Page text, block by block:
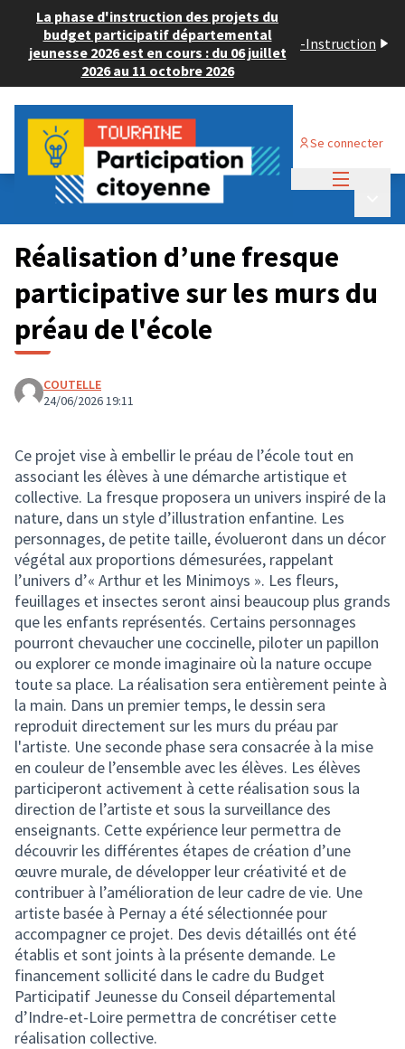
La phase d'instruction des projets du
budget participatif départemental
jeunesse 2026 est en cours : du 06 juillet
2026 au 11 octobre 2026
-Instruction
Se connecter
Budget Participatif JEUNESSE 2026
💡 Consulter les projets déposés
Réalisation d’une fresque
participative sur les murs du
préau de l'école
COUTELLE
24/06/2026 19:11
Ce projet vise à embellir le préau de l’école tout en
associant les élèves à une démarche artistique et
collective. La fresque proposera un univers inspiré de la
nature, dans un style d’illustration enfantine. Les
personnages, de petite taille, évolueront dans un décor
végétal aux proportions démesurées, rappelant
l’univers d’« Arthur et les Minimoys ». Les fleurs,
feuillages et insectes seront ainsi beaucoup plus grands
que les enfants représentés. Certains personnages
pourront chevaucher une coccinelle, piloter un papillon
ou explorer ce monde imaginaire où la nature occupe
toute sa place. La réalisation sera entièrement peinte à
la main. Dans un premier temps, le dessin sera
reproduit directement sur les murs du préau par
l'artiste. Une seconde phase sera consacrée à la mise
en couleur de l’ensemble avec les élèves. Les élèves
participeront activement à cette réalisation sous la
direction de l’artiste et sous la surveillance des
enseignants. Cette expérience leur permettra de
découvrir les différentes étapes de création d’une
œuvre murale, de développer leur créativité et de
contribuer à l’amélioration de leur cadre de vie. Une
artiste basée à Pernay a été sélectionnée pour
accompagner ce projet. Des devis détaillés ont été
établis et sont joints à la présente demande. Le
financement sollicité dans le cadre du Budget
Participatif Jeunesse du Conseil départemental
d’Indre-et-Loire permettra de concrétiser cette
réalisation collective.